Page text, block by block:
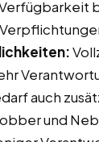
auch
und